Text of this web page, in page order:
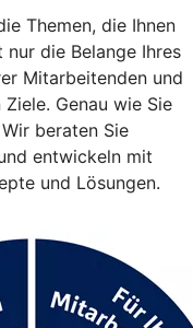
Themen, die Ihnen
die Belange Ihres
Mitarbeitenden und
Genau wie Sie
beraten Sie
entwickeln mit
und Lösungen.